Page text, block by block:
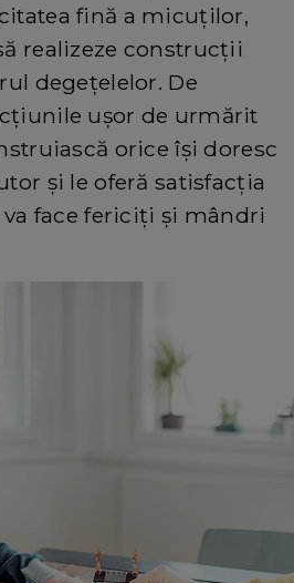
fină a micuților,
realizeze construcții
degețelelor. De
ușor de urmărit
orice își doresc
și le oferă satisfacția
va face fericiți și mândri